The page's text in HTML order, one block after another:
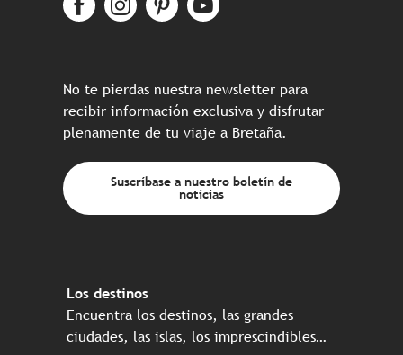
No te pierdas nuestra newsletter para
recibir información exclusiva y disfrutar
plenamente de tu viaje a Bretaña.
Suscríbase a nuestro boletín de
noticias
Los destinos
Encuentra los destinos, las grandes
ciudades, las islas, los imprescindibles…